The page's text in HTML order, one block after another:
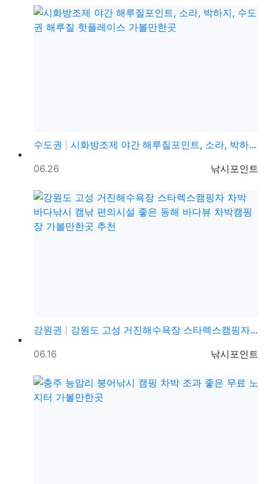
수도권
시화방조제 야간 해루질포인트, 소라, 박하지, 수도권 …
등록자
낚시포인트
등록일
06.26
강원권
강원도 고성 거진해수욕장 스타렉스캠핑자 차박 바다낚시 …
등록자
낚시포인트
등록일
06.16